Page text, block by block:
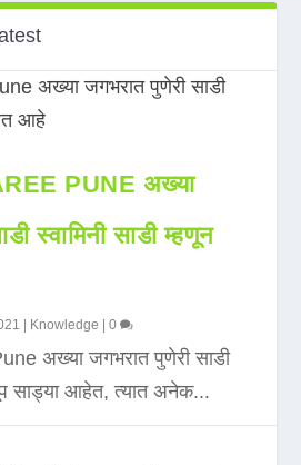
PUNE अख्या
स्वामिनी साडी म्हणून
Knowledge |0
अख्या जगभरात पुणेरी साडी
साड्या आहेत, त्यात अनेक...